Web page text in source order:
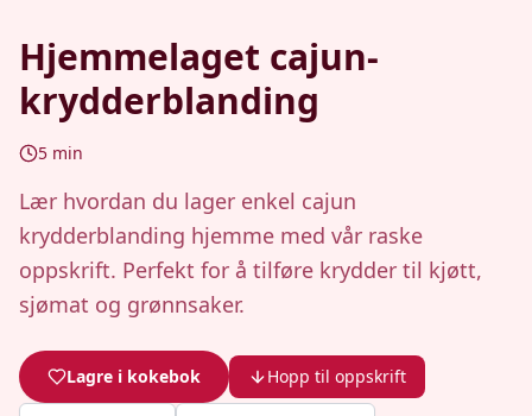
Hjemmelaget cajun-
krydderblanding
5 min
Lær hvordan du lager enkel cajun
krydderblanding hjemme med vår raske
oppskrift. Perfekt for å tilføre krydder til kjøtt,
sjømat og grønnsaker.
Lagre i kokebok Hopp til oppskrift